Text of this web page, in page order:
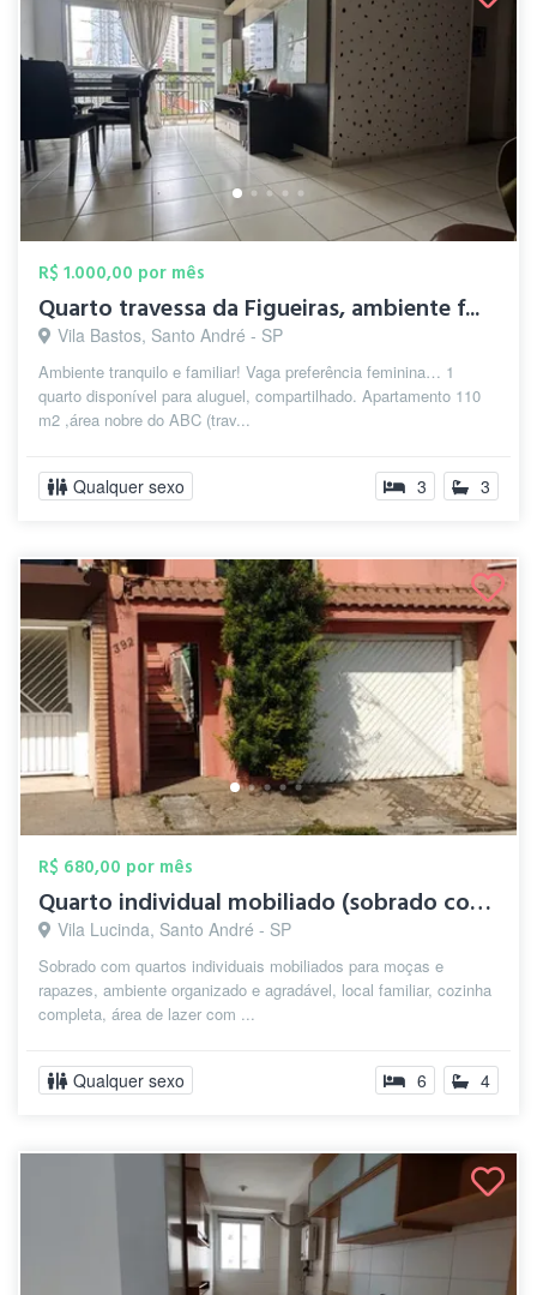
R$ 1.000,00 por mês
Quarto travessa da Figueiras, ambiente f...
Vila Bastos, Santo André - SP
Ambiente tranquilo e familiar! Vaga preferência feminina… 1
quarto disponível para aluguel, compartilhado. Apartamento 110
m2 ,área nobre do ABC (trav...
Qualquer sexo 3 3
R$ 680,00 por mês
Quarto individual mobiliado (sobrado com...
Vila Lucinda, Santo André - SP
Sobrado com quartos individuais mobiliados para moças e
rapazes, ambiente organizado e agradável, local familiar, cozinha
completa, área de lazer com ...
Qualquer sexo 6 4